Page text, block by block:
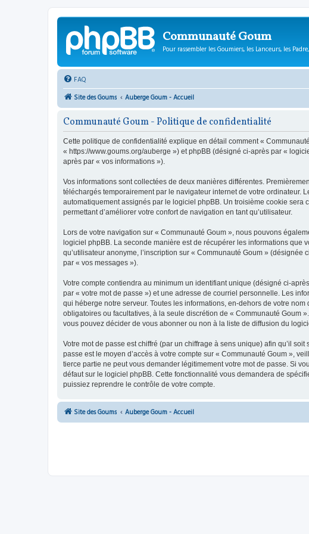
Communauté Goum
Pour rassembler les Goumiers, les Lanceurs, les
FAQ
Site des Goums
Auberge Goum - Accueil
Communauté Goum - Politique de confidentialité
Cette politique de confidentialité explique en détail comment «
« https://www.goums.org/auberge ») et phpBB (désigné ci-après par «
après par « vos informations »).
Vos informations sont collectées de deux manières différentes.
téléchargés temporairement par le navigateur internet de votre ordinateur.
automatiquement assignés par le logiciel phpBB. Un troisième cookie
permettant d’améliorer votre confort de navigation en tant qu’utilisateur.
Lors de votre navigation sur « Communauté Goum », nous pouvons
logiciel phpBB. La seconde manière est de récupérer les informations
qu’utilisateur anonyme, l’inscription sur « Communauté Goum »
par « vos messages »).
Votre compte contiendra au minimum un identifiant unique (désigné ci-
par « votre mot de passe ») et une adresse de courriel personnelle. Les
qui héberge notre serveur. Toutes les informations, en-dehors de votre
obligatoires ou facultatives, à la seule discrétion de « Communauté Goum
vous pouvez décider de vous abonner ou non à la liste de diffusion du
Votre mot de passe est chiffré (par un chiffrage à sens unique) afin qu’il
passe est le moyen d’accès à votre compte sur « Communauté Goum »,
tierce partie ne peut vous demander légitimement votre mot de passe. Si
défaut sur le logiciel phpBB. Cette fonctionnalité vous demandera de
puissiez reprendre le contrôle de votre compte.
Site des Goums Auberge Goum - Accueil